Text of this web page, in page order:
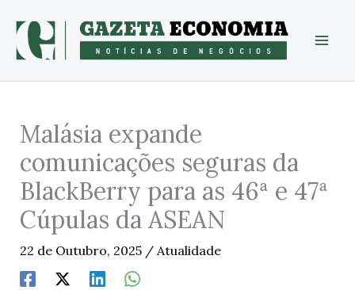
content
Malásia expande
comunicações seguras da
BlackBerry para as 46ª e 47ª
Cúpulas da ASEAN
22 de Outubro, 2025 / Atualidade